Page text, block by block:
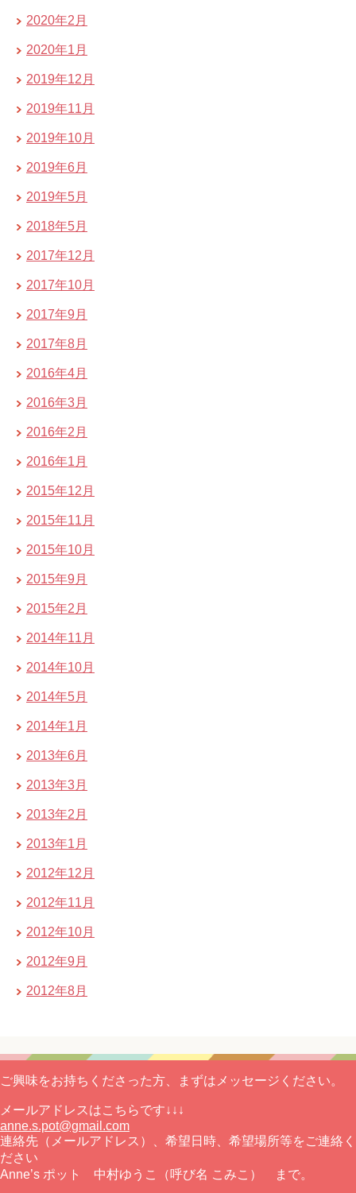
2020年2月
2020年1月
2019年12月
2019年11月
2019年10月
2019年6月
2019年5月
2018年5月
2017年12月
2017年10月
2017年9月
2017年8月
2016年4月
2016年3月
2016年2月
2016年1月
2015年12月
2015年11月
2015年10月
2015年9月
2015年2月
2014年11月
2014年10月
2014年5月
2014年1月
2013年6月
2013年3月
2013年2月
2013年1月
2012年12月
2012年11月
2012年10月
2012年9月
2012年8月
ご興味をお持ちくださった方、まずはメッセージください。
メールアドレスはこちらです↓↓↓
anne.s.pot@gmail.com
連絡先（メールアドレス）、希望日時、希望場所等をご連絡く
ださい
Anne’s ポット 中村ゆうこ（呼び名 こみこ） まで。